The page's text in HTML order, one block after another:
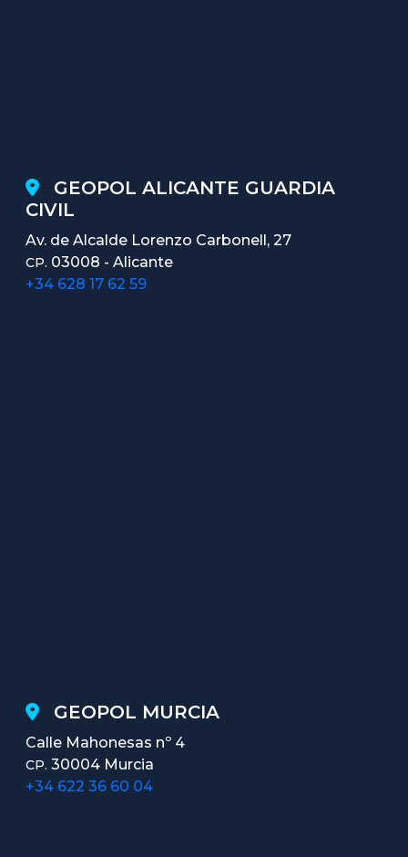
GEOPOL ALICANTE GUARDIA
CIVIL
Av. de Alcalde Lorenzo Carbonell, 27
CP. 03008 - Alicante
+34 628 17 62 59
GEOPOL MURCIA
Calle Mahonesas nº 4
CP. 30004 Murcia
+34 622 36 60 04